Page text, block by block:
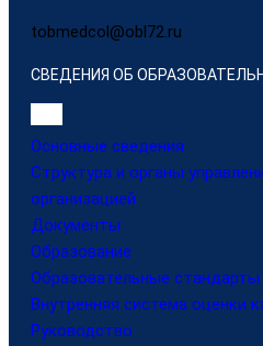
tobmedcol@obl72.ru
СВЕДЕНИЯ ОБ
Основные сведения
Структура и органы
организацией
Документы
Образование
Образовательные стандарты
Внутренняя система оценки
Руководство